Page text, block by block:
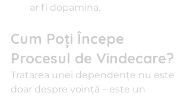
ar fi dopamina.
Cum Poți Începe
Procesul de Vindecare?
Tratarea unei dependențe nu este
doar despre voință – este un